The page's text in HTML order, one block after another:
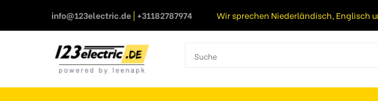
info@123electric.de| +31182787974 Wir sprechen Niederländisch, Englisch